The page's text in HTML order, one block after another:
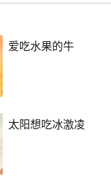
爱吃水果的牛
太阳想吃冰激凌